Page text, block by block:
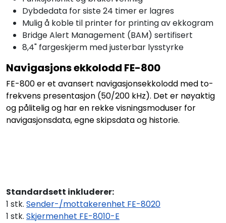
Dybdedata for siste 24 timer er lagres
Mulig å koble til printer for printing av ekkogram
Bridge Alert Management (BAM) sertifisert
8,4" fargeskjerm med justerbar lysstyrke
Navigasjons ekkolodd FE-800
FE-800 er et avansert navigasjonsekkolodd med to-
frekvens presentasjon (50/200 kHz). Det er nøyaktig
og pålitelig og har en rekke visningsmoduser for
navigasjonsdata, egne skipsdata og historie.
Standardsett inkluderer:
1 stk. Sender-/mottakerenhet FE-8020
1 stk. Skjermenhet FE-8010-E